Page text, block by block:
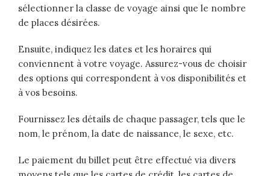
sélectionner la classe de voyage ainsi que le nombre
de places désirées.
Ensuite, indiquez les dates et les horaires qui
conviennent à votre voyage. Assurez-vous de choisir
des options qui correspondent à vos disponibilités et
à vos besoins.
Fournissez les détails de chaque passager, tels que le
nom, le prénom, la date de naissance, le sexe, etc.
Le paiement du billet peut être effectué via divers